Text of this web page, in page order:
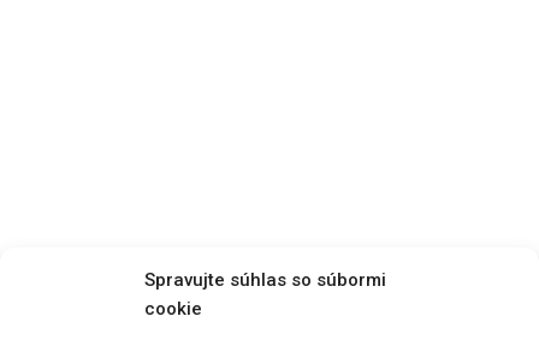
Spravujte súhlas so súbormi
cookie